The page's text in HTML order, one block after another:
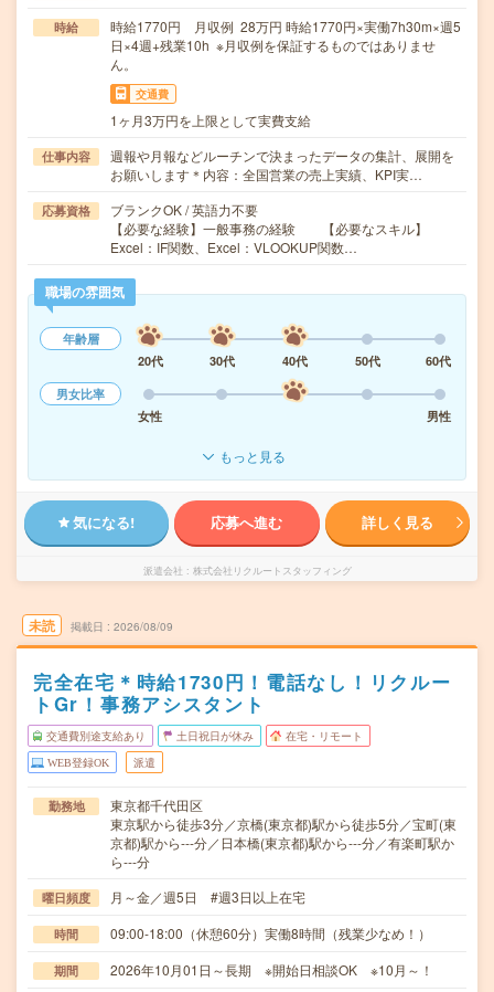
時給
時給1770円 月収例 28万円 時給1770円×実働7h30m×週5
日×4週+残業10h ※月収例を保証するものではありませ
ん。
交通費
1ヶ月3万円を上限として実費支給
仕事内容
週報や月報などルーチンで決まったデータの集計、展開を
お願いします＊内容：全国営業の売上実績、KPI実…
応募資格
ブランクOK / 英語力不要
【必要な経験】一般事務の経験 【必要なスキル】
Excel：IF関数、Excel：VLOOKUP関数…
職場の雰囲気
年齢層
20代
30代 40代 50代
60代
男女比率
女性
男性
もっと見る
気になる! 応募へ進む 詳しく見る
派遣会社 株式会社リクルートスタッフィング
未読 掲載日 2026/08/09
完全在宅＊時給1730円！電話なし！リクルー
トGr！事務アシスタント
交通費別途支給あり 土日祝日が休み 在宅・リモート
WEB登録OK 派遣
勤務地
東京都千代田区
東京駅から徒歩3分／京橋(東京都)駅から徒歩5分／宝町(東
京都)駅から---分／日本橋(東京都)駅から---分／有楽町駅か
ら---分
曜日頻度 月～金／週5日 #週3日以上在宅
時間 09:00-18:00（休憩60分）実働8時間（残業少なめ！）
期間 2026年10月01日～長期 ※開始日相談OK ※10月～！